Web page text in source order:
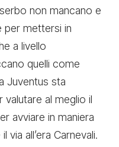
non mancano e
per mettersi in
a livello
quelli come
Juventus sta
al meglio il
avviare in maniera
via all’era Carnevali.